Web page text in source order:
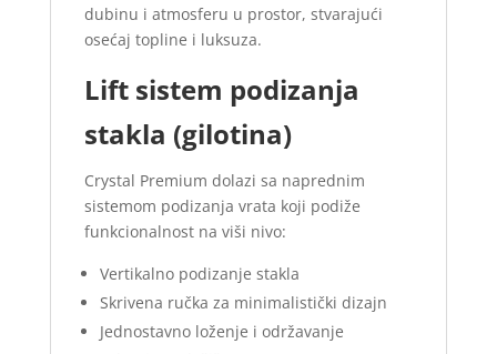
dubinu i atmosferu u prostor, stvarajući
osećaj topline i luksuza.
Lift sistem podizanja
stakla (gilotina)
Crystal Premium dolazi sa naprednim
sistemom podizanja vrata koji podiže
funkcionalnost na viši nivo:
Vertikalno podizanje stakla
Skrivena ručka za minimalistički dizajn
Jednostavno loženje i održavanje